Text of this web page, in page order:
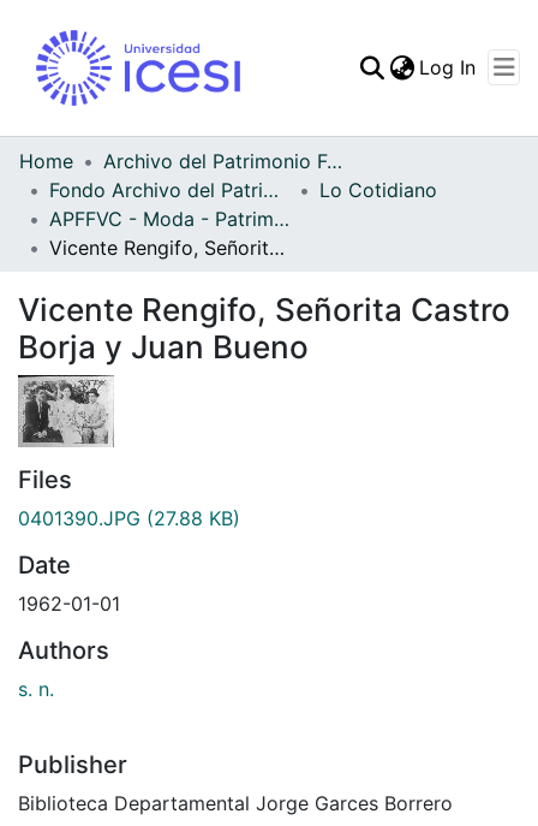
Statistics
Log In
Home
Archivo del Patrimonio Fotográfico y Fílmico del Valle del Cauca
Fondo Archivo del Patrimonio Fotográfico y Fílmico del Valle del Cauca
Lo Cotidiano
APFFVC - Moda - Patrimonial
Vicente Rengifo, Señorita Castro Borja y Juan Bueno
Vicente Rengifo, Señorita Castro
Borja y Juan Bueno
Files
0401390.JPG (27.88 KB)
Date
1962-01-01
Authors
s. n.
Publisher
Biblioteca Departamental Jorge Garces Borrero